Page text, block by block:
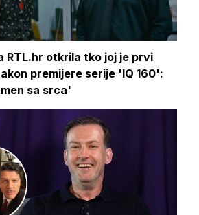
RTL.hr otkrila tko joj je prvi
premijere serije 'IQ 160':
sa srca'